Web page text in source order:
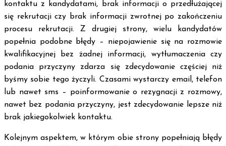
kontaktu z kandydatami, brak informacji o przedłużającej
się rekrutacji czy brak informacji zwrotnej po zakończeniu
procesu rekrutacji. Z drugiej strony, wielu kandydatów
popełnia podobne błędy – niepojawienie się na rozmowie
kwalifikacyjnej bez żadnej informacji, wytłumaczenia czy
podania przyczyny zdarza się zdecydowanie częściej niż
byśmy sobie tego życzyli. Czasami wystarczy email, telefon
lub nawet sms – poinformowanie o rezygnacji z rozmowy,
nawet bez podania przyczyny, jest zdecydowanie lepsze niż
brak jakiegokolwiek kontaktu.
Kolejnym aspektem, w którym obie strony popełniają błędy